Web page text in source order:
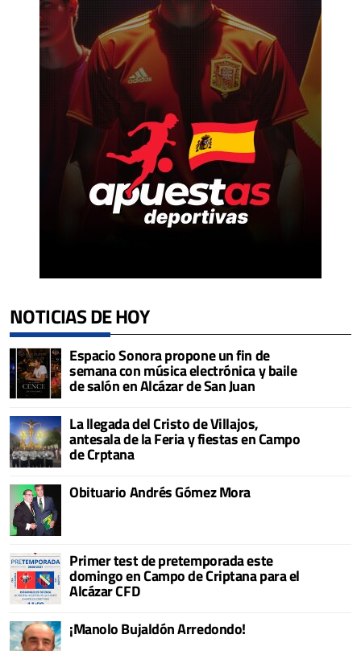
NOTICIAS DE HOY
Espacio Sonora propone un fin de
semana con música electrónica y baile
de salón en Alcázar de San Juan
La llegada del Cristo de Villajos,
antesala de la Feria y fiestas en Campo
de Crptana
Obituario Andrés Gómez Mora
Primer test de pretemporada este
domingo en Campo de Criptana para el
Alcázar CFD
¡Manolo Bujaldón Arredondo!